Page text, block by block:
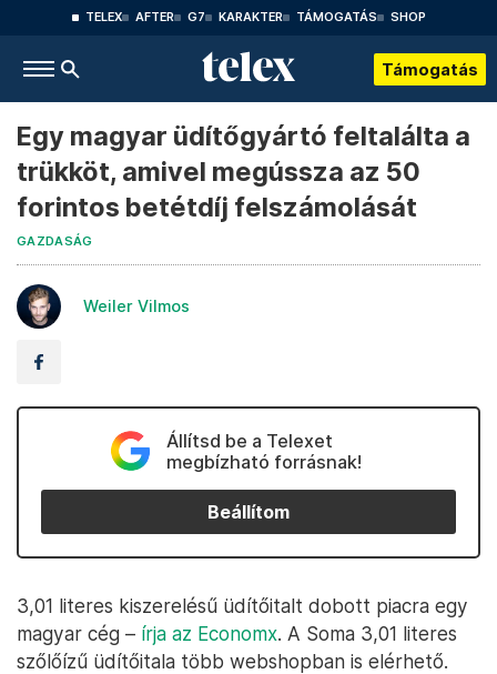
TELEX AFTER G7 KARAKTER TÁMOGATÁS SHOP
Támogatás
Egy magyar üdítőgyártó feltalálta a
trükköt, amivel megússza az 50
forintos betétdíj felszámolását
GAZDASÁG
Weiler Vilmos
Állítsd be a Telexet
megbízható forrásnak!
Beállítom
3,01 literes kiszerelésű üdítőitalt dobott piacra egy
magyar cég – írja az Economx. A Soma 3,01 literes
szőlőízű üdítőitala több webshopban is elérhető.